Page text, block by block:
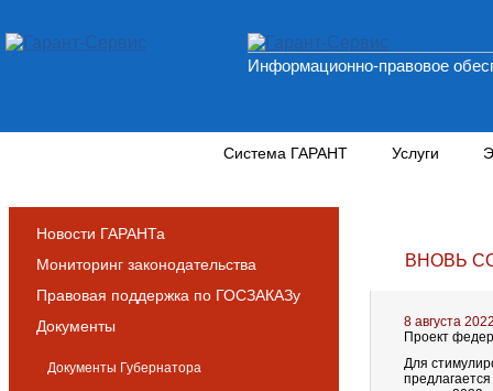
Информационно-правовое
Система ГАРАНТ Услуги
Новости ГАРАНТа
Мониторинг законодательства
Правовая поддержка по ГОСЗАКАЗу
Документы
Документы Губернатора
ВНОВЬ
8 августа
Проект
Для